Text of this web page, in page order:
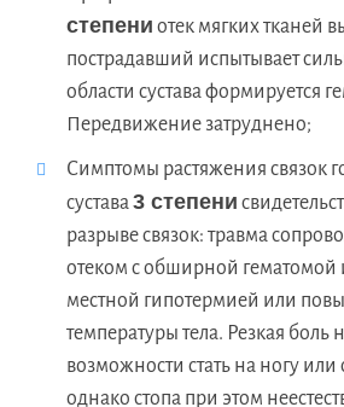
степени отек мягких тканей
пострадавший испытывает
области сустава формируется
Передвижение затруднено;
Симптомы растяжения связок
сустава3 степени
разрыве связок: травма
отеком с обширной гематомой
местной гипотермией или
температуры тела. Резкая боль
возможности стать на ногу или
однако стопа при этом